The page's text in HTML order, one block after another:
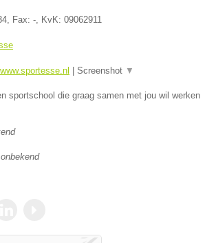
, Fax: - , KvK: 09062911
| Screenshot ▼
sportschool die graag samen met jou wil werken